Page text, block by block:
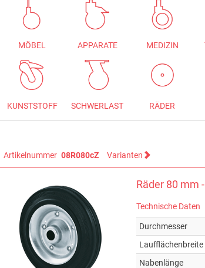
MÖBEL APPARATE MEDIZIN
KUNSTSTOFF SCHWERLAST RÄDER
Artikelnummer 08R080cZ Varianten
Räder 80 mm
Technische Daten
Durchmesser
Laufflächenbreite
Nabenlänge